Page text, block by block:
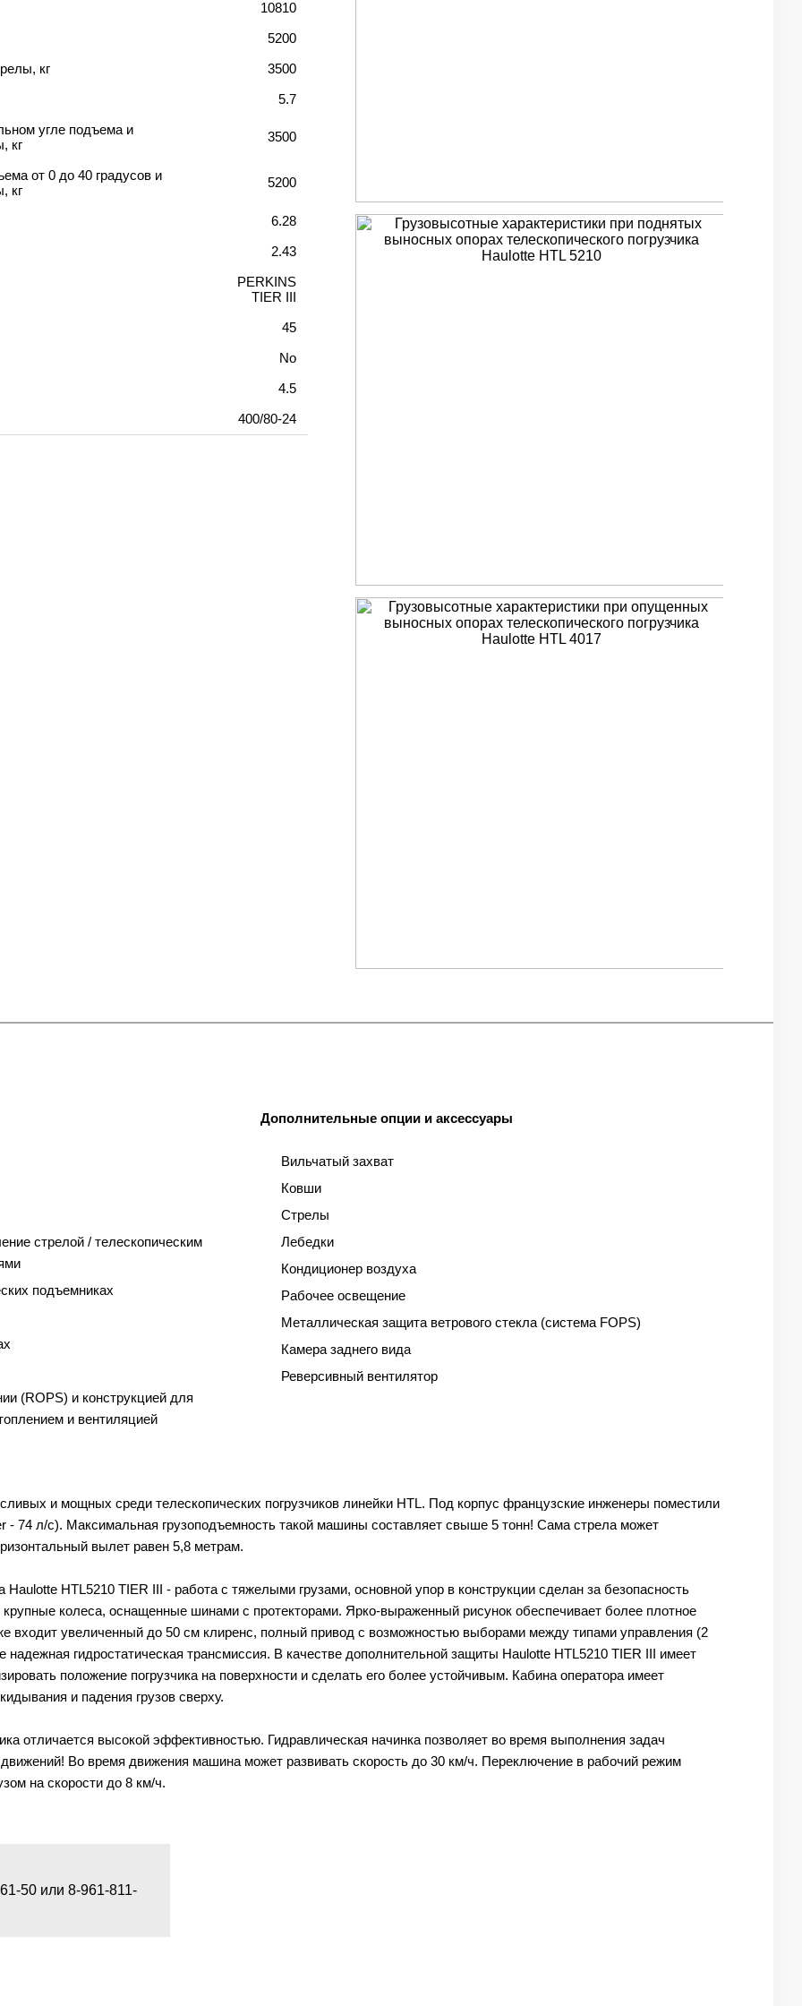
10810
5200
кг
3500
5.7
угле подъема и
кг
3500
от 0 до 40 градусов и
кг
5200
6.28
2.43
PERKINS
TIER III
45
No
4.5
400/80-24
стрелой / телескопическим
подъемниках
(ROPS) и конструкцией для
и вентиляцией
Дополнительные опции и аксессуары
Вильчатый захват
Ковши
Стрелы
Лебедки
Кондиционер воздуха
Рабочее освещение
Металлическая защита ветрового стекла (система FOPS)
Камера заднего вида
Реверсивный вентилятор
и мощных среди телескопических погрузчиков линейки HTL. Под корпус французские инженеры поместили
- 74 л/с). Максимальная грузоподъемность такой машины составляет свыше 5 тонн! Сама стрела может
вылет равен 5,8 метрам.
Haulotte HTL5210 TIER III - работа с тяжелыми грузами, основной упор в конструкции сделан за безопасность
колеса, оснащенные шинами с протекторами. Ярко-выраженный рисунок обеспечивает более плотное
входит увеличенный до 50 см клиренс, полный привод с возможностью выборами между типами управления (2
гидростатическая трансмиссия. В качестве дополнительной защиты Haulotte HTL5210 TIER III имеет
положение погрузчика на поверхности и сделать его более устойчивым. Кабина оператора имеет
и падения грузов сверху.
отличается высокой эффективностью. Гидравлическая начинка позволяет во время выполнения задач
Во время движения машина может развивать скорость до 30 км/ч. Переключение в рабочий режим
на скорости до 8 км/ч.
50 или 8-961-811-